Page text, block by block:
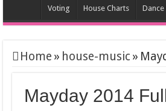
Voting House Charts Dance
Home » house-music »
Mayday 2014